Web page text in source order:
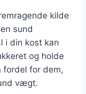
kilde
sund
i din kost kan
og holde
for dem,
vægt.